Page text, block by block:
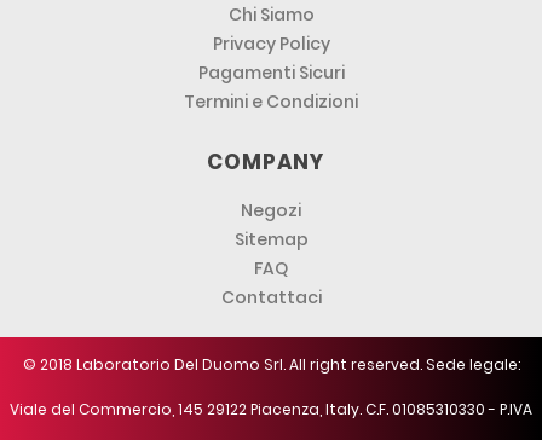
Chi Siamo
Privacy Policy
Pagamenti Sicuri
Termini e Condizioni
COMPANY
Negozi
Sitemap
FAQ
Contattaci
© 2018 Laboratorio Del Duomo Srl. All right reserved. Sede legale:
Viale del Commercio, 145 29122 Piacenza, Italy. C.F. 01085310330 - P.IVA